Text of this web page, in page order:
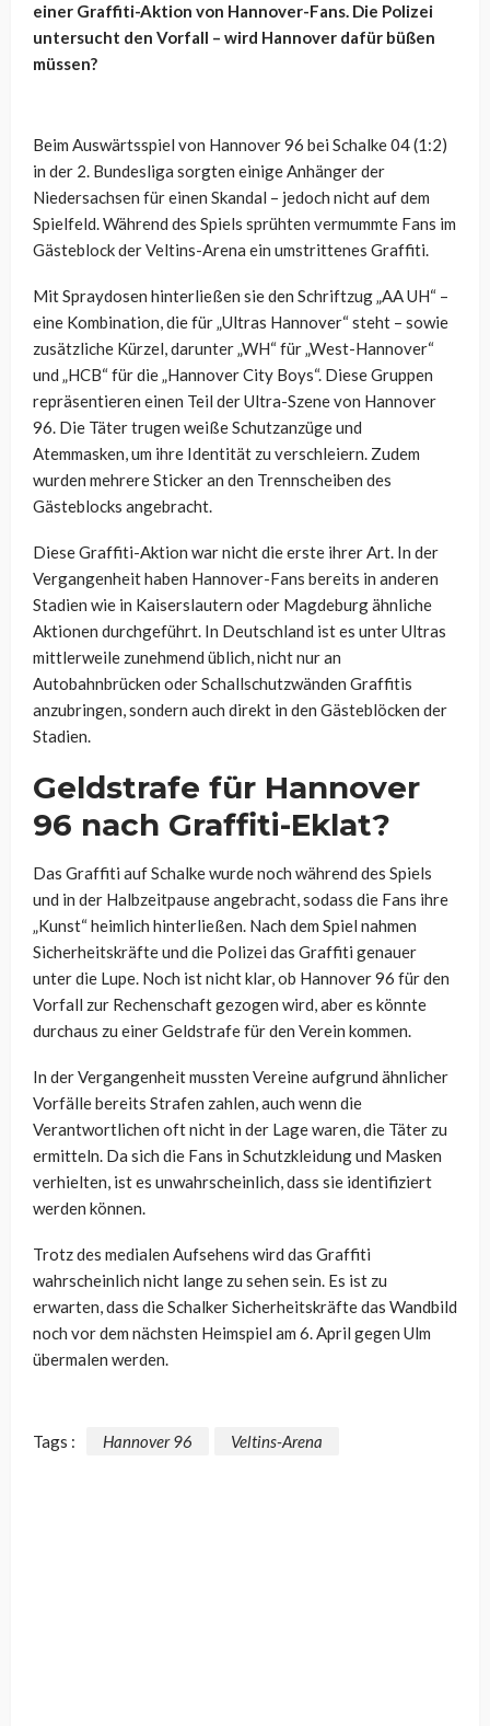
einer Graffiti-Aktion von Hannover-Fans. Die Polizei
untersucht den Vorfall – wird Hannover dafür büßen
müssen?
Beim Auswärtsspiel von Hannover 96 bei Schalke 04 (1:2)
in der 2. Bundesliga sorgten einige Anhänger der
Niedersachsen für einen Skandal – jedoch nicht auf dem
Spielfeld. Während des Spiels sprühten vermummte Fans im
Gästeblock der Veltins-Arena ein umstrittenes Graffiti.
Mit Spraydosen hinterließen sie den Schriftzug „AA UH“ –
eine Kombination, die für „Ultras Hannover“ steht – sowie
zusätzliche Kürzel, darunter „WH“ für „West-Hannover“
und „HCB“ für die „Hannover City Boys“. Diese Gruppen
repräsentieren einen Teil der Ultra-Szene von Hannover
96. Die Täter trugen weiße Schutzanzüge und
Atemmasken, um ihre Identität zu verschleiern. Zudem
wurden mehrere Sticker an den Trennscheiben des
Gästeblocks angebracht.
Diese Graffiti-Aktion war nicht die erste ihrer Art. In der
Vergangenheit haben Hannover-Fans bereits in anderen
Stadien wie in Kaiserslautern oder Magdeburg ähnliche
Aktionen durchgeführt. In Deutschland ist es unter Ultras
mittlerweile zunehmend üblich, nicht nur an
Autobahnbrücken oder Schallschutzwänden Graffitis
anzubringen, sondern auch direkt in den Gästeblöcken der
Stadien.
Geldstrafe für Hannover
96 nach Graffiti-Eklat?
Das Graffiti auf Schalke wurde noch während des Spiels
und in der Halbzeitpause angebracht, sodass die Fans ihre
„Kunst“ heimlich hinterließen. Nach dem Spiel nahmen
Sicherheitskräfte und die Polizei das Graffiti genauer
unter die Lupe. Noch ist nicht klar, ob Hannover 96 für den
Vorfall zur Rechenschaft gezogen wird, aber es könnte
durchaus zu einer Geldstrafe für den Verein kommen.
In der Vergangenheit mussten Vereine aufgrund ähnlicher
Vorfälle bereits Strafen zahlen, auch wenn die
Verantwortlichen oft nicht in der Lage waren, die Täter zu
ermitteln. Da sich die Fans in Schutzkleidung und Masken
verhielten, ist es unwahrscheinlich, dass sie identifiziert
werden können.
Trotz des medialen Aufsehens wird das Graffiti
wahrscheinlich nicht lange zu sehen sein. Es ist zu
erwarten, dass die Schalker Sicherheitskräfte das Wandbild
noch vor dem nächsten Heimspiel am 6. April gegen Ulm
übermalen werden.
Tags : Hannover 96 Veltins-Arena